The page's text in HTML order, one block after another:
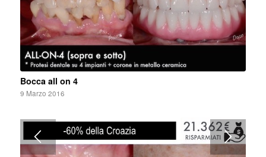
Bocca all on 4
9 Marzo 2016